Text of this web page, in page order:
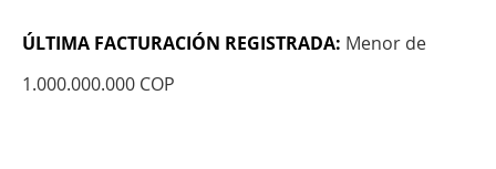
ÚLTIMA FACTURACIÓN REGISTRADA: Menor de
1.000.000.000 COP